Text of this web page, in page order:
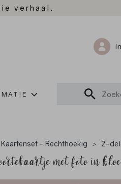
verhaal.
Kaartenset - Rechthoekig 2-
met foto in